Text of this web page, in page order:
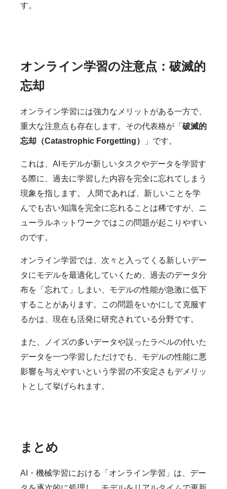
す。
オンライン学習の注意点：破滅的
忘却
オンライン学習には強力なメリットがある一方で、
重大な注意点も存在します。その代表格が「 破滅的
忘却（Catastrophic Forgetting）
」です。
これは、AIモデルが新しいタスクやデータを学習す
る際に、過去に学習した内容を完全に忘れてしまう
現象を指します。 人間であれば、新しいことを学
んでも古い知識を完全に忘れることは稀ですが、ニ
ューラルネットワークではこの問題が起こりやすい
のです。
オンライン学習では、次々と入ってくる新しいデー
タにモデルを最適化していくため、過去のデータ分
布を「忘れて」しまい、モデルの性能が急激に低下
することがあります。この問題をいかにして克服す
るかは、現在も活発に研究されている分野です。
また、ノイズの多いデータや誤ったラベルの付いた
データを一つ学習しただけでも、モデルの性能に悪
影響を与えやすいという学習の不安定さもデメリッ
トとして挙げられます。
まとめ
AI・機械学習における「オンライン学習」は、デー